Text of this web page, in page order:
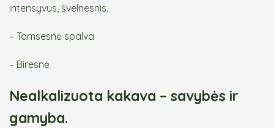
intensyvus, švelnesnis.
– Tamsesnė spalva
– Biresnė
Nealkalizuota kakava – savybės ir
gamyba.